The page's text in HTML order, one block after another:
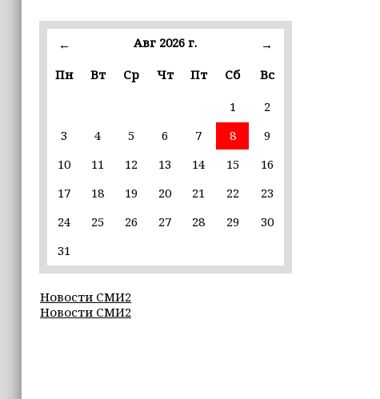
марта
В пяти школах столицы обновляют
инфраструктуру по госпрограмме
Силы ПВО сбили 75 БПЛА над
сутки
20:09
19:37
← Авг 2026 г.
→
Пн
Вт Ср Чт Пт Сб
Вс
1
2
3
4 5 6 7 8
9
10
11 12 13 14 15
16
17
18 19 20 21 22
23
24
25 26 27 28 29
30
31
Новости СМИ2
Новости СМИ2